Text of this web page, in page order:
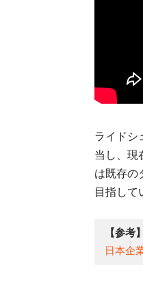
ライドシ
当し、現
は既存の
目指して
【参考】
日本企